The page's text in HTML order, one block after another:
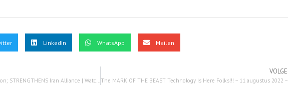
LinkedIn WhatsApp Mailen
Russia BLASTS Israel Over Gaza Operation; STRENGTHENS Iran Alliance | Watchman Newscast LIVE – 10 augustus 2022